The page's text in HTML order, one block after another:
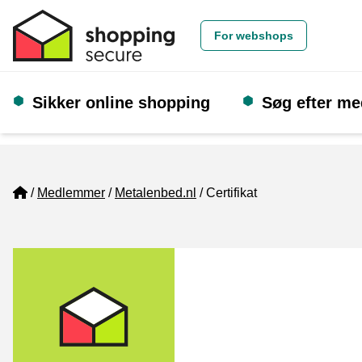
For webshops
Sikker online shopping Søg efter
Home
Medlemmer Metalenbed.nl Certifikat